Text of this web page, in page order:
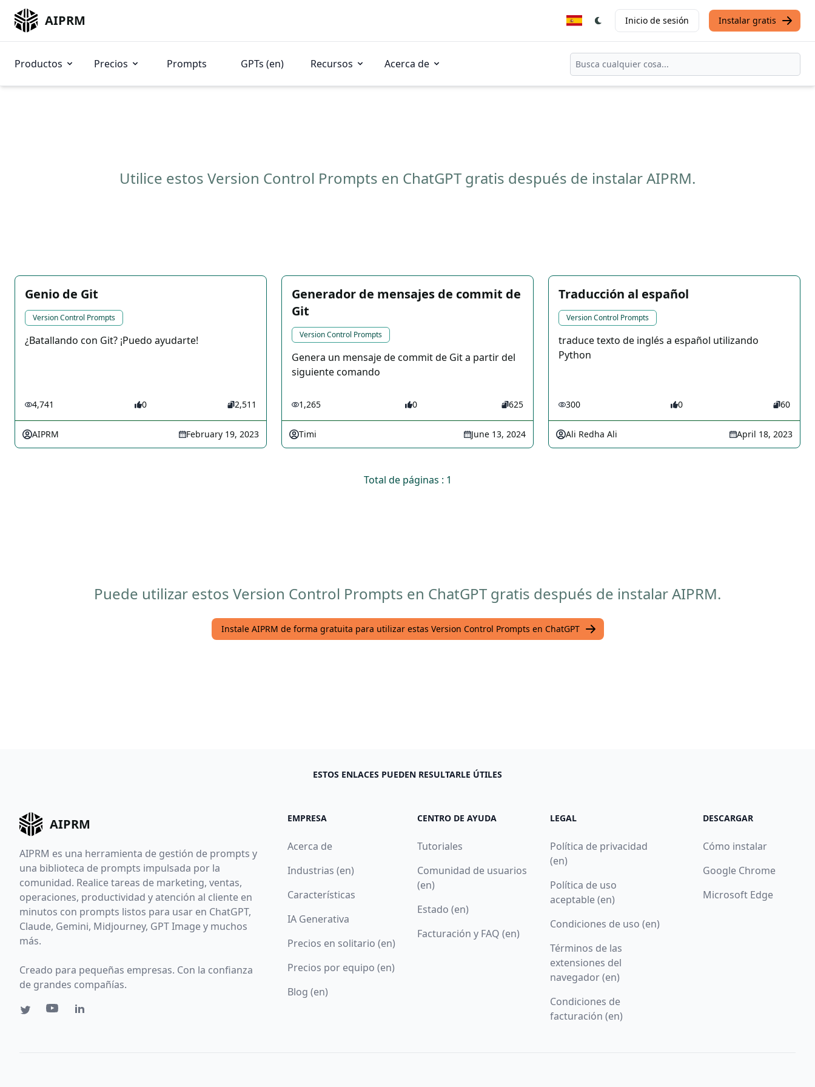
AIPRM Inicio de sesión Instalar gratis
Productos Precios Prompts GPTs (en) Recursos Acerca de
Utilice estos Version Control Prompts en ChatGPT gratis después de instalar AIPRM.
Genio de Git
Version Control Prompts
¿Batallando con Git? ¡Puedo ayudarte!
4,741 0 2,511
AIPRM February 19, 2023
Generador de mensajes de commit de
Git
Version Control Prompts
Genera un mensaje de commit de Git a partir del
siguiente comando
1,265 0 625
Timi June 13, 2024
Traducción al español
Version Control Prompts
traduce texto de inglés a español utilizando
Python
300 0 60
Ali Redha Ali April 18, 2023
Total de páginas : 1
Puede utilizar estos Version Control Prompts en ChatGPT gratis después de instalar AIPRM.
Instale AIPRM de forma gratuita para utilizar estas Version Control Prompts en ChatGPT
ESTOS ENLACES PUEDEN RESULTARLE ÚTILES
AIPRM
AIPRM es una herramienta de gestión de prompts y
una biblioteca de prompts impulsada por la
comunidad. Realice tareas de marketing, ventas,
operaciones, productividad y atención al cliente en
minutos con prompts listos para usar en ChatGPT,
Claude, Gemini, Midjourney, GPT Image y muchos
más.
Creado para pequeñas empresas. Con la confianza
de grandes compañías.
EMPRESA
Acerca de
Industrias (en)
Características
IA Generativa
Precios en solitario (en)
Precios por equipo (en)
Blog (en)
CENTRO DE AYUDA
Tutoriales
Comunidad de usuarios
(en)
Estado (en)
Facturación y FAQ (en)
LEGAL
Política de privacidad
(en)
Política de uso
aceptable (en)
Condiciones de uso (en)
Términos de las
extensiones del
navegador (en)
Condiciones de
facturación (en)
DESCARGAR
Cómo instalar
Google Chrome
Microsoft Edge